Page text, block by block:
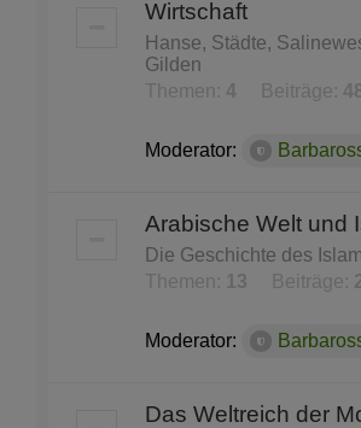
Wirtschaft
Hanse, Städte,
Gilden
Themen: 4 Beiträge:
Moderator:
Arabische Welt und
Die Geschichte des Islam
Themen:
13 Beiträge:
Moderator:
Das Weltreich der